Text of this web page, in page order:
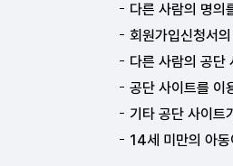
다른 사람의 명의
회원가입신청서
다른 사람의 공단
공단 사이트를 이
기타 공단 사이트
14세 미만의 아